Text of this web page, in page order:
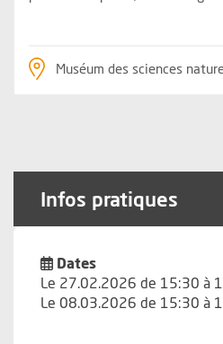
Muséum des sciences
Infos pratiques
Dates
Le 27.02.2026 de 15:30 à
Le 08.03.2026 de 15:30 à